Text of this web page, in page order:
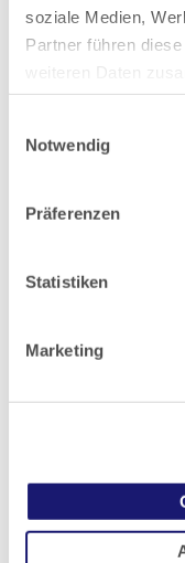
soziale Medien,
Partner führen
haben oder die sie
Notwendig
Präferenzen
Statistiken
Marketing